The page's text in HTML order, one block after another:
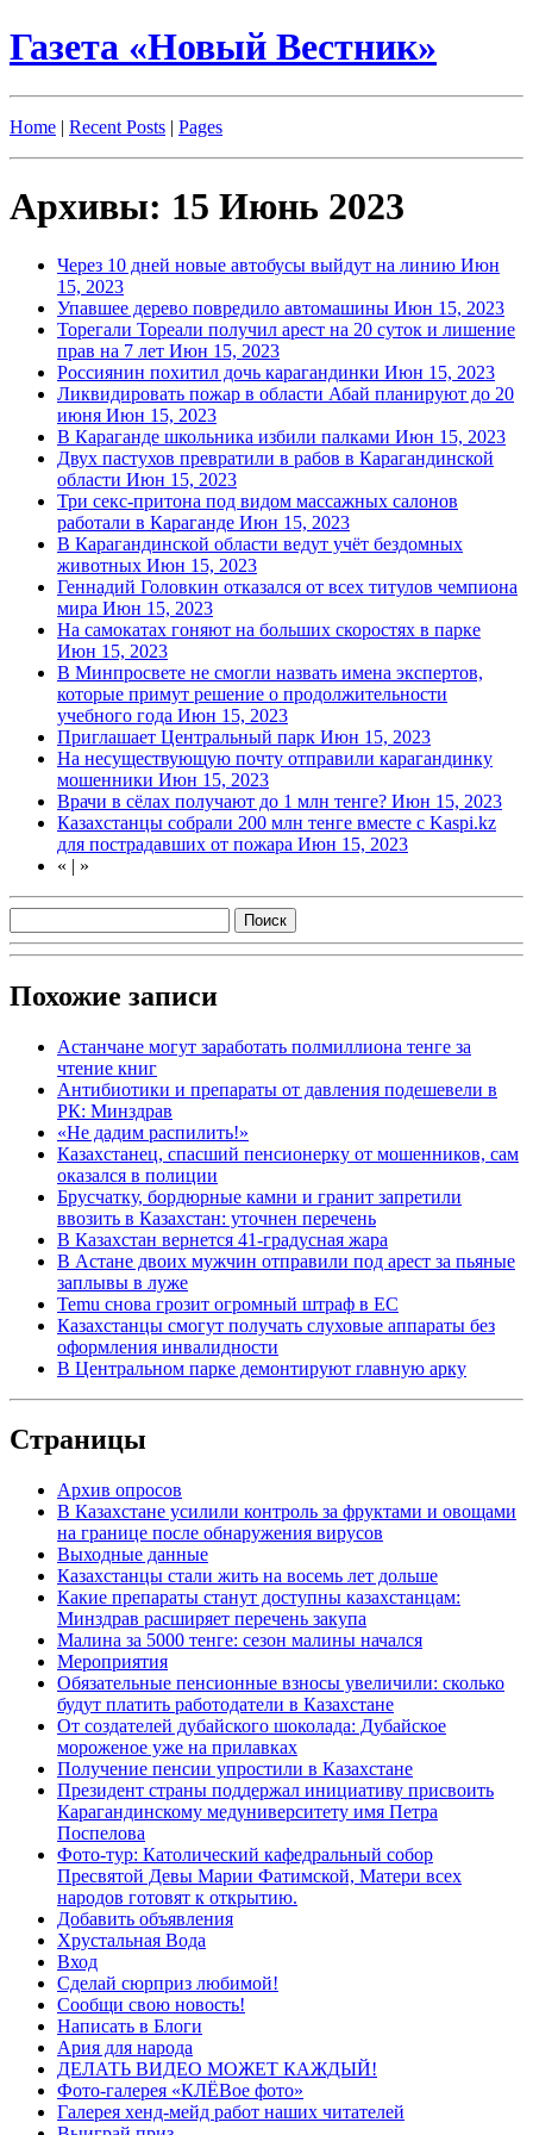
Газета «Новый Вестник»
Home | Recent Posts | Pages
Архивы: 15 Июнь 2023
Через 10 дней новые автобусы выйдут на линию Июн
15, 2023
Упавшее дерево повредило автомашины Июн 15, 2023
Торегали Тореали получил арест на 20 суток и лишение
прав на 7 лет Июн 15, 2023
Россиянин похитил дочь карагандинки Июн 15, 2023
Ликвидировать пожар в области Абай планируют до 20
июня Июн 15, 2023
В Караганде школьника избили палками Июн 15, 2023
Двух пастухов превратили в рабов в Карагандинской
области⁣ Июн 15, 2023
Три секс-притона под видом массажных салонов
работали в Караганде Июн 15, 2023
В Карагандинской области ведут учёт бездомных
животных Июн 15, 2023
Геннадий Головкин отказался от всех титулов чемпиона
мира Июн 15, 2023
На самокатах гоняют на больших скоростях в парке
Июн 15, 2023
В Минпросвете не смогли назвать имена экспертов,
которые примут решение о продолжительности
учебного года Июн 15, 2023
Приглашает Центральный парк Июн 15, 2023
На несуществующую почту отправили карагандинку
мошенники Июн 15, 2023
Врачи в сёлах получают до 1 млн тенге? Июн 15, 2023
Казахстанцы собрали 200 млн тенге вместе с Kaspi.kz
для пострадавших от пожара Июн 15, 2023
« | »
Похожие записи
Астанчане могут заработать полмиллиона тенге за
чтение книг
Антибиотики и препараты от давления подешевели в
РК: Минздрав
«Не дадим распилить!»
Казахстанец, спасший пенсионерку от мошенников, сам
оказался в полиции
Брусчатку, бордюрные камни и гранит запретили
ввозить в Казахстан: уточнен перечень
В Казахстан вернется 41-градусная жара
В Астане двоих мужчин отправили под арест за пьяные
заплывы в луже
Temu снова грозит огромный штраф в ЕС
Казахстанцы смогут получать слуховые аппараты без
оформления инвалидности
В Центральном парке демонтируют главную арку
Страницы
Архив опросов
В Казахстане усилили контроль за фруктами и овощами
на границе после обнаружения вирусов
Выходные данные
Казахстанцы стали жить на восемь лет дольше
Какие препараты станут доступны казахстанцам:
Минздрав расширяет перечень закупа
Малина за 5000 тенге: сезон малины начался
Мероприятия
Обязательные пенсионные взносы увеличили: сколько
будут платить работодатели в Казахстане
От создателей дубайского шоколада: Дубайское
мороженое уже на прилавках
Получение пенсии упростили в Казахстане
Президент страны поддержал инициативу присвоить
Карагандинскому медуниверситету имя Петра
Поспелова
Фото-тур: Католический кафедральный собор
Пресвятой Девы Марии Фатимской, Матери всех
народов готовят к открытию.
Добавить объявления
Хрустальная Вода
Вход
Сделай сюрприз любимой!
Сообщи свою новость!
Написать в Блоги
Ария для народа
ДЕЛАТЬ ВИДЕО МОЖЕТ КАЖДЫЙ!
Фото-галерея «КЛЁВое фото»
Галерея хенд-мейд работ наших читателей